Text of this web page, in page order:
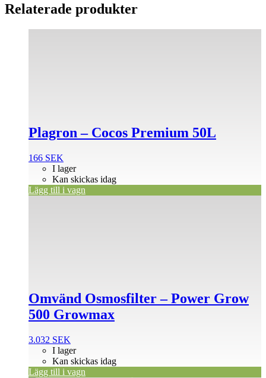
Relaterade produkter
Plagron – Cocos Premium 50L
166 SEK
I lager
Kan skickas idag
Lägg till i vagn
Omvänd Osmosfilter – Power Grow
500 Growmax
3.032 SEK
I lager
Kan skickas idag
Lägg till i vagn